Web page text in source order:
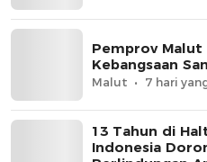
Pemprov Malut
Kebangsaan
Malut 7 hari
13 Tahun di
Indonesia